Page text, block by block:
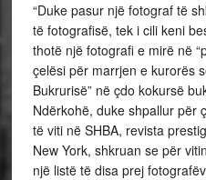
“Duke pasur një fotograf të
të fotografisë, tek i cili keni
thotë një fotografi e mirë në
çelësi për marrjen e kurorës
Bukrurisë” në çdo kokursë
Ndërkohë, duke shpallur për
të viti në SHBA, revista
New York, shkruan se për
një listë të disa prej